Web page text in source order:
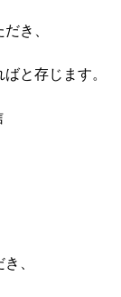
き、
と存じます。
、